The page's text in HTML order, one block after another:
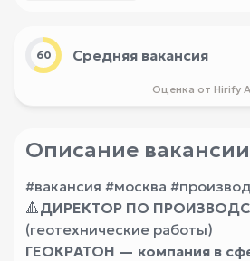
60 Средняя вакансия
Оценка от Hirify
Описание вакансии
#вакансия #москва
🔺ДИРЕКТОР ПО
(геотехнические работы)
ГЕОКРАТОН — компания в